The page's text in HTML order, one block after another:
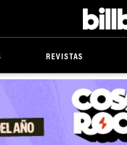
Billboard
REVISTAS